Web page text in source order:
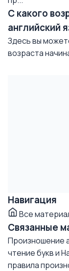
С какого
английский
Здесь вы
возраста
Навигация
Все
Связанные
Произношение
чтение букв и
правила